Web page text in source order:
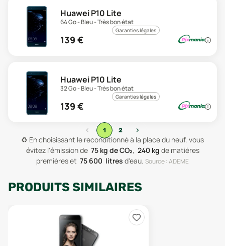
Huawei P10 Lite
64 Go - Bleu - Très bon état
Garanties légales
139 €
Huawei P10 Lite
32 Go - Bleu - Très bon état
Garanties légales
139 €
‹ 1 2
›
♻️ En choisissant le reconditionné à la place du neuf, vous
évitez l'émission de 75 kg de CO₂, 240 kg de matières
premièreset 75 600 litres d'eau. Source : ADEME
PRODUITS SIMILAIRES